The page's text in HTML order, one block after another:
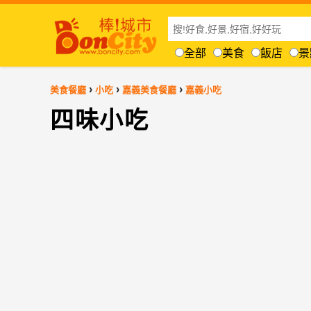
全部 美食 飯店
美食餐廳 › 小吃 › 嘉義美食餐廳 › 嘉義小吃
四味小吃